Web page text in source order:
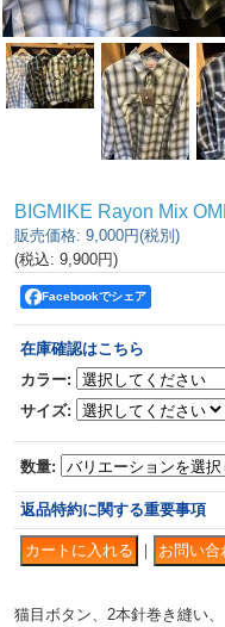
BIGMIKE Rayon Mix
販売価格: 9,000円(税別)
(税込: 9,900円)
Facebookでシェア
在庫確認はこちら
カラー:
サイズ:
数量:
返品特約に関する重要事項
｜
猫目ボタン、2本針巻き縫い